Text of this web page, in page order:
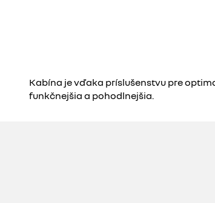
Kabína je vďaka príslušenstvu pre
funkčnejšia a pohodlnejšia.​